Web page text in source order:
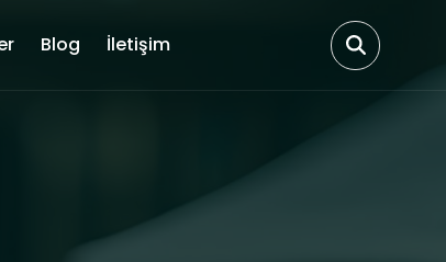
Blog İletişim